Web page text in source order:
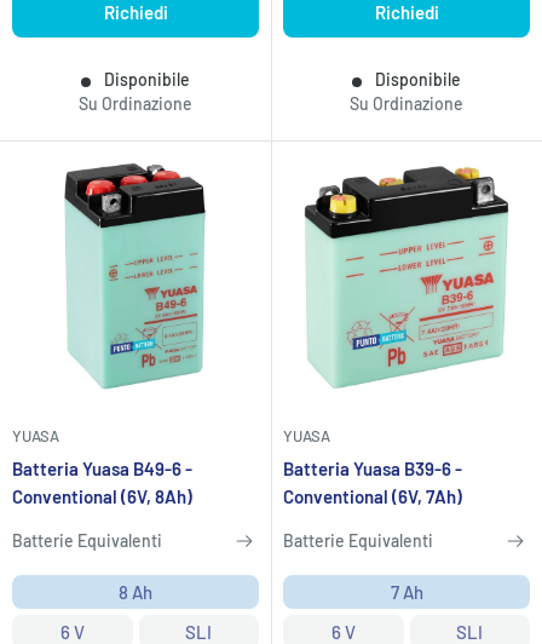
Richiedi
Disponibile
Su Ordinazione
Richiedi
Disponibile
Su Ordinazione
YUASA
Batteria Yuasa B49-6 -
Conventional (6V, 8Ah)
Batterie Equivalenti
8 Ah
6 V
SLI
YUASA
Batteria Yuasa B39-6 -
Conventional (6V, 7Ah)
Batterie Equivalenti
7 Ah
6 V
SLI